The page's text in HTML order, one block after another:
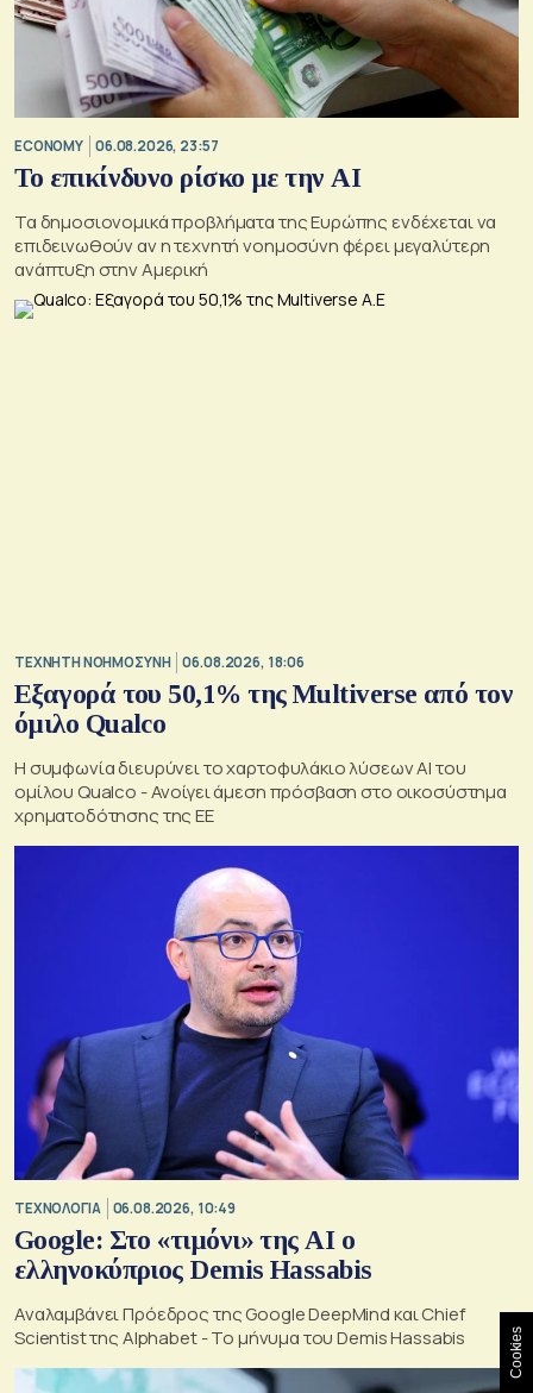
ECONOMY 06.08.2026, 23:57
Το επικίνδυνο ρίσκο με την ΑΙ
Τα δημοσιονομικά προβλήματα της Ευρώπης ενδέχεται να
επιδεινωθούν αν η τεχνητή νοημοσύνη φέρει μεγαλύτερη
ανάπτυξη στην Αμερική
TΕΧΝΗΤΗ ΝΟΗΜΟΣΥΝΗ 06.08.2026, 18:06
Εξαγορά του 50,1% της Multiverse από τον
όμιλο Qualco
Η συμφωνία διευρύνει το χαρτοφυλάκιο λύσεων ΑΙ του
ομίλου Qualco - Ανοίγει άμεση πρόσβαση στο οικοσύστημα
χρηματοδότησης της ΕΕ
ΤΕΧΝΟΛΟΓΙΑ 06.08.2026, 10:49
Google: Στο «τιμόνι» της AI ο
ελληνοκύπριος Demis Hassabis
Αναλαμβάνει Πρόεδρος της Google DeepMind και Chief
Scientist της Alphabet - Το μήνυμα του Demis Hassabis
Cookies